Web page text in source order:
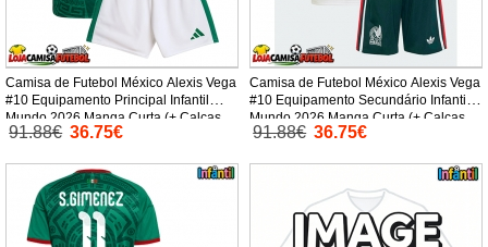
Camisa de Futebol México Alexis Vega
#10 Equipamento Principal Infantil
Mundo 2026 Manga Curta (+ Calças
curtas)
91.88€ 36.75€
Camisa de Futebol México Alexis Vega
#10 Equipamento Secundário Infantil
Mundo 2026 Manga Curta (+ Calças
curtas)
91.88€ 36.75€